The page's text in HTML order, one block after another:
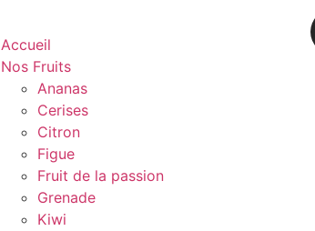
Accueil
Nos Fruits
Ananas
Cerises
Citron
Figue
Fruit de la passion
Grenade
Kiwi